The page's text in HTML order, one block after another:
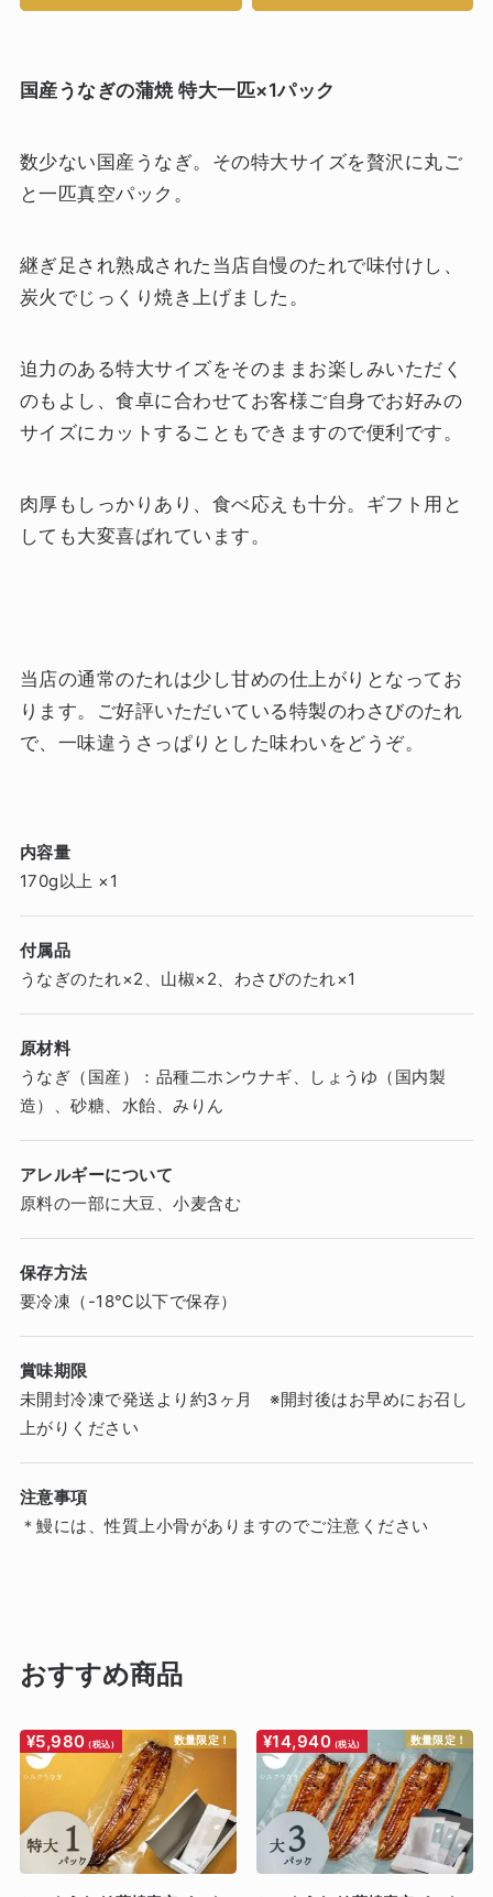
国産うなぎの蒲焼 特大一匹×1パック
数少ない国産うなぎ。その特大サイズを贅沢に丸ご
と一匹真空パック。
継ぎ足され熟成された当店自慢のたれで味付けし、
炭火でじっくり焼き上げました。
迫力のある特大サイズをそのままお楽しみいただく
のもよし、食卓に合わせてお客様ご自身でお好みの
サイズにカットすることもできますので便利です。
肉厚もしっかりあり、食べ応えも十分。ギフト用と
しても大変喜ばれています。
当店の通常のたれは少し甘めの仕上がりとなってお
ります。ご好評いただいている特製のわさびのたれ
で、一味違うさっぱりとした味わいをどうぞ。
内容量
170g以上 ×1
付属品
うなぎのたれ×2、山椒×2、わさびのたれ×1
原材料
うなぎ（国産）：品種二ホンウナギ、しょうゆ（国内製
造）、砂糖、水飴、みりん
アレルギーについて
原料の一部に大豆、小麦含む
保存方法
要冷凍（-18℃以下で保存）
賞味期限
未開封冷凍で発送より約3ヶ月 ※開封後はお早めにお召し
上がりください
注意事項
＊鰻には、性質上小骨がありますのでご注意ください
おすすめ商品
数量限定！
¥5,980 (税込) 数量限定！
¥14,940 (税込)